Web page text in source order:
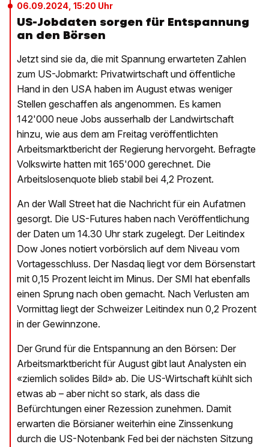
06.09.2024, 15:20 Uhr
US-Jobdaten sorgen für Entspannung
an den Börsen
Jetzt sind sie da, die mit Spannung erwarteten Zahlen
zum US-Jobmarkt: Privatwirtschaft und öffentliche
Hand in den USA haben im August etwas weniger
Stellen geschaffen als angenommen. Es kamen
142'000 neue Jobs ausserhalb der Landwirtschaft
hinzu, wie aus dem am Freitag veröffentlichten
Arbeitsmarktbericht der Regierung hervorgeht. Befragte
Volkswirte hatten mit 165'000 gerechnet. Die
Arbeitslosenquote blieb stabil bei 4,2 Prozent.
An der Wall Street hat die Nachricht für ein Aufatmen
gesorgt. Die US-Futures haben nach Veröffentlichung
der Daten um 14.30 Uhr stark zugelegt. Der Leitindex
Dow Jones notiert vorbörslich auf dem Niveau vom
Vortagesschluss. Der Nasdaq liegt vor dem Börsenstart
mit 0,15 Prozent leicht im Minus. Der SMI hat ebenfalls
einen Sprung nach oben gemacht. Nach Verlusten am
Vormittag liegt der Schweizer Leitindex nun 0,2 Prozent
in der Gewinnzone.
Der Grund für die Entspannung an den Börsen: Der
Arbeitsmarktbericht für August gibt laut Analysten ein
«ziemlich solides Bild» ab. Die US-Wirtschaft kühlt sich
etwas ab – aber nicht so stark, als dass die
Befürchtungen einer Rezession zunehmen. Damit
erwarten die Börsianer weiterhin eine Zinssenkung
durch die US-Notenbank Fed bei der nächsten Sitzung